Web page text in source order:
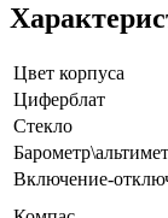
Цвет корпуса
Циферблат
Стекло
Включение-